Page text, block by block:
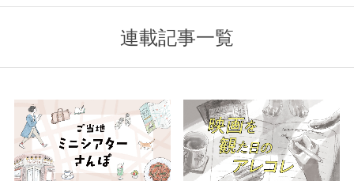
連載記事一覧